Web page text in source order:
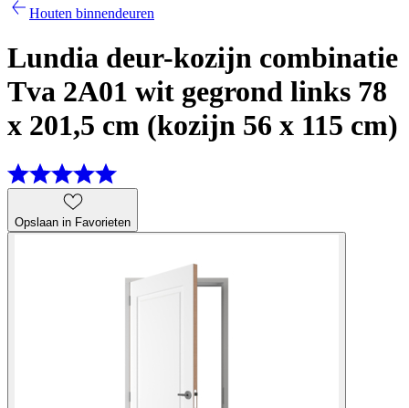
Houten binnendeuren
Lundia deur-kozijn combinatie
Tva 2A01 wit gegrond links 78
x 201,5 cm (kozijn 56 x 115 cm)
Opslaan in Favorieten